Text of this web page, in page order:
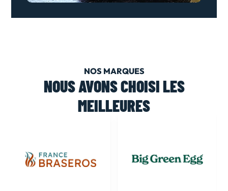
NOS MARQUES
NOUS AVONS CHOISI LES
MEILLEURES